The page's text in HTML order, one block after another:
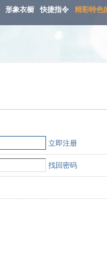
形象衣橱 快捷指令 精彩特色
立即注册
找回密码